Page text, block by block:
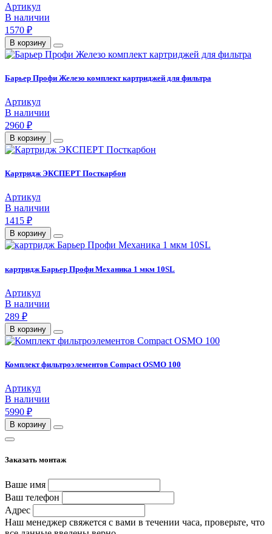
Артикул
В наличии
1570 ₽
В корзину
Барьер Профи Железо комплект картриджей для фильтра
Артикул
В наличии
2960 ₽
В корзину
Картридж ЭКСПЕРТ Посткарбон
Артикул
В наличии
1415 ₽
В корзину
картридж Барьер Профи Механика 1 мкм 10SL
Артикул
В наличии
289 ₽
В корзину
Комплект фильтроэлементов Compact OSMO 100
Артикул
В наличии
5990 ₽
В корзину
Заказать монтаж
Ваше имя
Ваш телефон
Адрес
Наш менеджер свяжется с вами в течении часа, проверьте, что